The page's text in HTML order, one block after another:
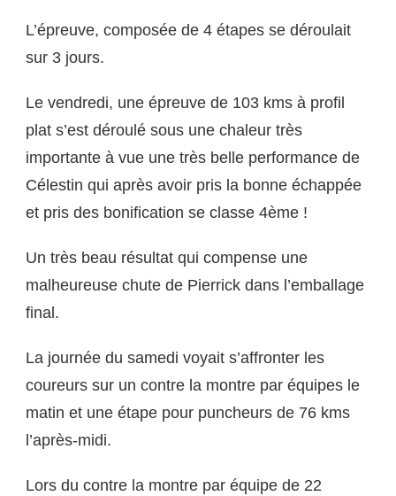
L’épreuve, composée de 4 étapes se déroulait
sur 3 jours.
Le vendredi, une épreuve de 103 kms à profil
plat s’est déroulé sous une chaleur très
importante à vue une très belle performance de
Célestin qui après avoir pris la bonne échappée
et pris des bonification se classe 4ème !
Un très beau résultat qui compense une
malheureuse chute de Pierrick dans l’emballage
final.
La journée du samedi voyait s’affronter les
coureurs sur un contre la montre par équipes le
matin et une étape pour puncheurs de 76 kms
l’après-midi.
Lors du contre la montre par équipe de 22